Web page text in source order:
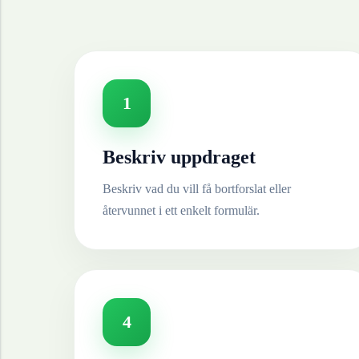
1
Beskriv uppdraget
Beskriv vad du vill få bortforslat eller
återvunnet i ett enkelt formulär.
4